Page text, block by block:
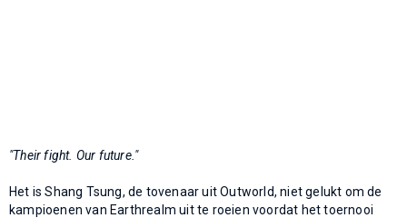
"Their fight. Our future."
Het is Shang Tsung, de tovenaar uit Outworld, niet gelukt om de
kampioenen van Earthrealm uit te roeien voordat het toernooi